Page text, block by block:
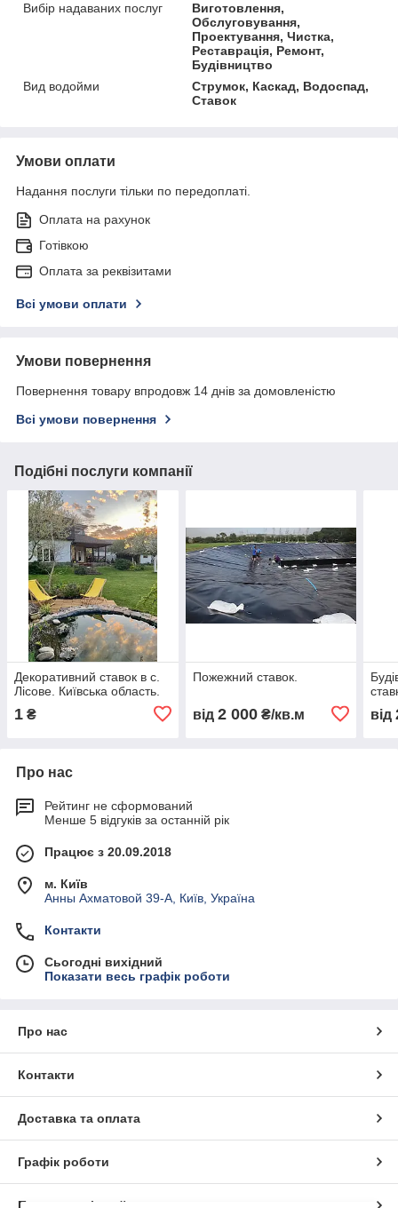
Вибір надаваних послуг
Виготовлення,
Обслуговування,
Проектування, Чистка,
Реставрація, Ремонт,
Будівництво
Вид водойми
Струмок, Каскад, Водоспад,
Ставок
Умови оплати
Надання послуги тільки по передоплаті.
Оплата на рахунок
Готівкою
Оплата за реквізитами
Всі умови оплати
Умови повернення
Повернення товару впродовж 14 днів за домовленістю
Всі умови повернення
Подібні послуги компанії
Декоративний ставок в с.
Лісове. Київська область.
1 ₴
Пожежний ставок.
від 2 000₴/кв.м від
Про нас
Рейтинг не сформований
Менше 5 відгуків за останній рік
Працює з 20.09.2018
м. Київ
Анны Ахматовой 39-А, Київ, Україна
Контакти
Сьогодні вихідний
Показати весь графік роботи
Про нас
Контакти
Доставка та оплата
Графік роботи
Повна версія сайту